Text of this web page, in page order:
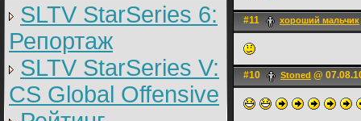
SLTV StarSeries 6:
Репортаж
SLTV StarSeries V:
CS Global Offensive
#11 хороший мальчик
#10 Stoned @